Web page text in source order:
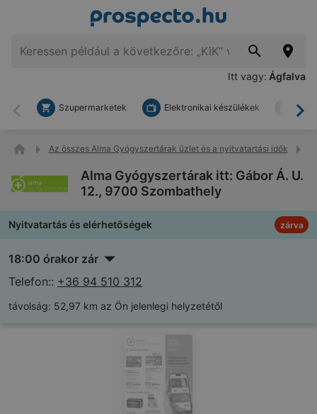
Itt vagy: Ágfalva
Vissza
Szupermarketek Elektronikai készülékek
Az összes Alma Gyógyszertárak üzlet és a nyitvatartási idők
Alma Gyógyszertárak itt: Gábor Á. U.
12., 9700 Szombathely
Nyitvatartás és elérhetőségek zárva
18:00 órakor zár
Telefon:: +36 94 510 312
távolság: 52,97 km az Ön jelenlegi helyzetétől